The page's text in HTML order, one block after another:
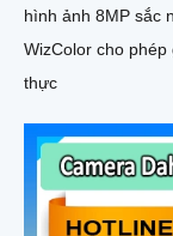
hình ảnh 8MP sắc nét
WizColor cho
thực